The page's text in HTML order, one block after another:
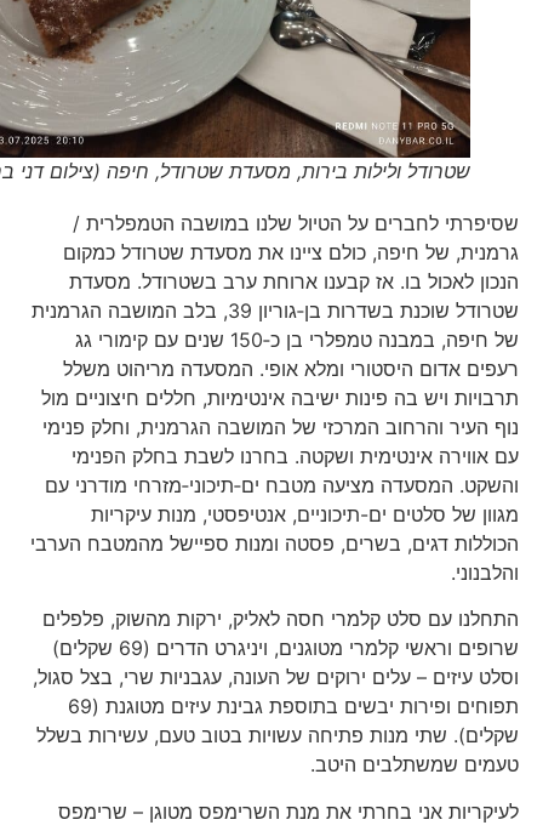
שטרודל ולילות בירות, מסעדת שטרודל, חיפה (צילום דני בר)
שסיפרתי לחברים על הטיול שלנו במושבה הטמפלרית /
גרמנית, של חיפה, כולם ציינו את מסעדת שטרודל כמקום
הנכון לאכול בו. אז קבענו ארוחת ערב בשטרודל. מסעדת
שטרודל שוכנת בשדרות בן‑גוריון 39, בלב המושבה הגרמנית
של חיפה, במבנה טמפלרי בן כ‑150 שנים עם קימורי גג
רעפים אדום היסטורי ומלא אופי. המסעדה מריהוט משלל
תרבויות ויש בה פינות ישיבה אינטימיות, חללים חיצוניים מול
נוף העיר והרחוב המרכזי של המושבה הגרמנית, וחלק פנימי
עם אווירה אינטימית ושקטה. בחרנו לשבת בחלק הפנימי
והשקט. המסעדה מציעה מטבח ים‑תיכוני‑מזרחי מודרני עם
מגוון של סלטים ים-תיכוניים, אנטיפסטי, מנות עיקריות
הכוללות דגים, בשרים, פסטה ומנות ספיישל מהמטבח הערבי
והלבנוני.
התחלנו עם סלט קלמרי חסה לאליק, ירקות מהשוק, פלפלים
שרופים וראשי קלמרי מטוגנים, ויניגרט הדרים (69 שקלים)
וסלט עיזים – עלים ירוקים של העונה, עגבניות שרי, בצל סגול,
תפוחים ופירות יבשים בתוספת גבינת עיזים מטוגנת (69
שקלים). שתי מנות פתיחה עשויות בטוב טעם, עשירות בשלל
טעמים שמשתלבים היטב.
לעיקריות אני בחרתי את מנת השרימפס מטוגן – שרימפס